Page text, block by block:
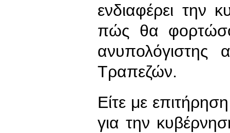
ενδιαφέρει την
πώς θα
ανυπολόγιστης
Τραπεζών.
Είτε με
για την